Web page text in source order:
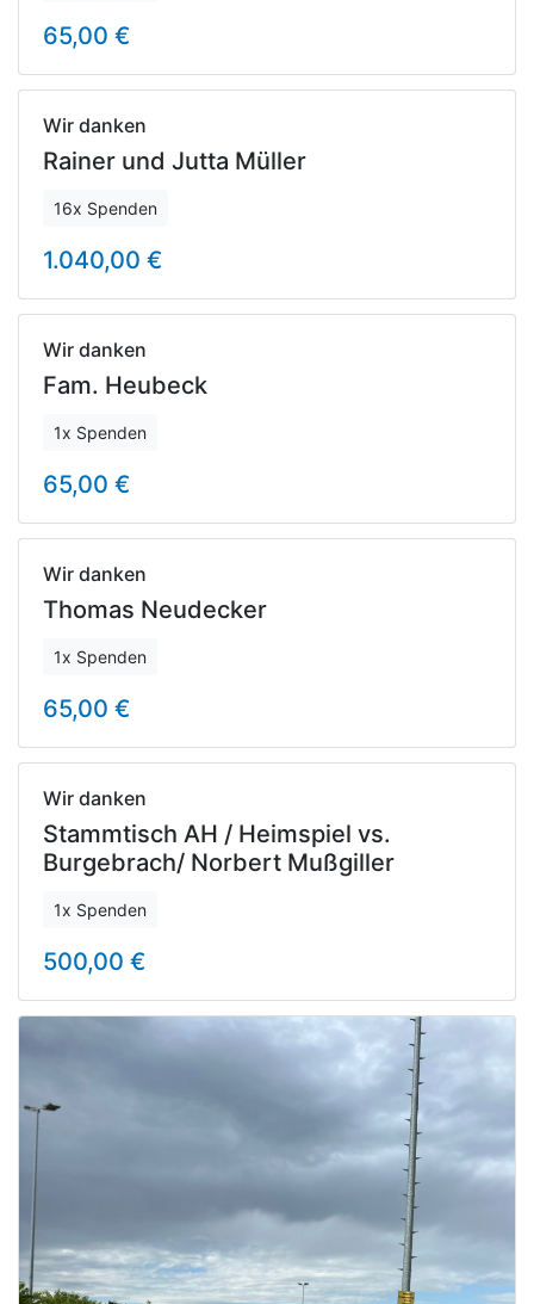
65,00 €
Wir danken
Rainer und Jutta Müller
16x Spenden
1.040,00 €
Wir danken
Fam. Heubeck
1x Spenden
65,00 €
Wir danken
Thomas Neudecker
1x Spenden
65,00 €
Wir danken
Stammtisch AH / Heimspiel vs.
Burgebrach/ Norbert Mußgiller
1x Spenden
500,00 €